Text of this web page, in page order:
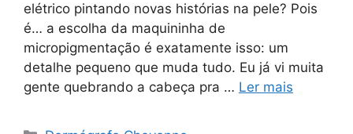
elétrico pintando novas histórias na pele? Pois
é… a escolha da maquininha de
micropigmentação é exatamente isso: um
detalhe pequeno que muda tudo. Eu já vi muita
gente quebrando a cabeça pra … Ler mais